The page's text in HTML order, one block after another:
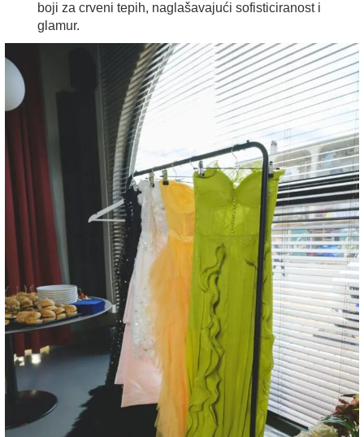
boji za crveni tepih, naglašavajući sofisticiranost i
glamur.